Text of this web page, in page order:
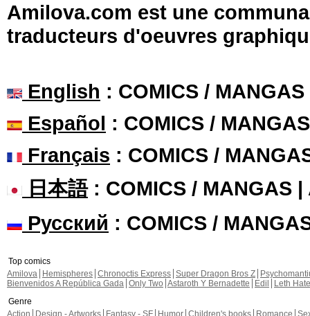
Amilova.com est une
traducteurs d'oeuvres
English : COMICS /
Español : COMICS /
Français : COMICS /
日本語: COMICS / MANGAS |
Русский : COMICS /
Top comics
Amilova
Hemispheres Chronoctis Express Super Dragon Bros Z
Bienvenidos A República Gada Only Two Astaroth Y Bernadette Edil
Leth Hate
Genre
Action
Design - Artworks Fantasy - SF Humor Children's books Romance